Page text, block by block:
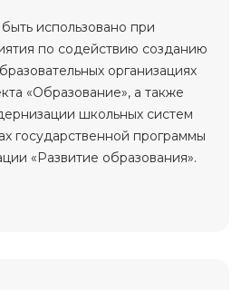
использовано при
по содействию созданию
организациях
«Образование», а также
школьных систем
государственной программы
«Развитие образования».